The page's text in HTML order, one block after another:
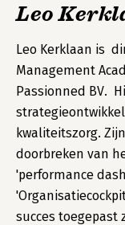
Leo
Leo Kerklaan is
Management
Passionned BV.
kwaliteitszorg.
doorbreken van
'performance
succes toegepast